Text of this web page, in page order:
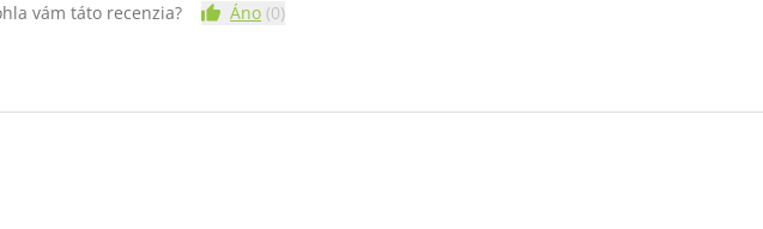
vám táto recenzia?
Áno (0)